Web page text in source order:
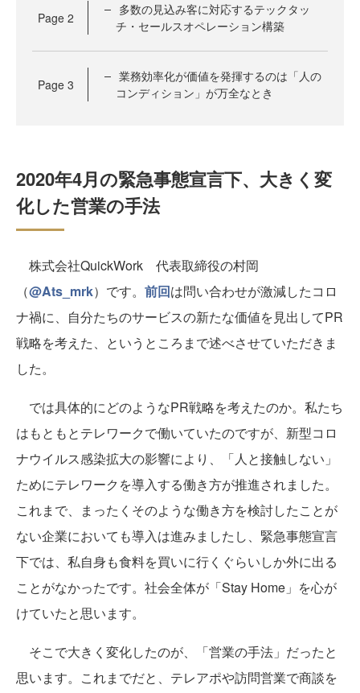
Page 2
多数の見込み客に対応するテックタッ
チ・セールスオペレーション構築
Page 3
業務効率化が価値を発揮するのは「人の
コンディション」が万全なとき
2020年4月の緊急事態宣言下、大きく変
化した営業の手法
株式会社QuickWork 代表取締役の村岡
（@Ats_mrk）です。 前回は問い合わせが激減したコロ
ナ禍に、自分たちのサービスの新たな価値を見出してPR
戦略を考えた、というところまで述べさせていただきま
した。
では具体的にどのようなPR戦略を考えたのか。私たち
はもともとテレワークで働いていたのですが、新型コロ
ナウイルス感染拡大の影響により、「人と接触しない」
ためにテレワークを導入する働き方が推進されました。
これまで、まったくそのような働き方を検討したことが
ない企業においても導入は進みましたし、緊急事態宣言
下では、私自身も食料を買いに行くぐらいしか外に出る
ことがなかったです。社会全体が「Stay Home」を心が
けていたと思います。
そこで大きく変化したのが、「営業の手法」だったと
思います。これまでだと、テレアポや訪問営業で商談を